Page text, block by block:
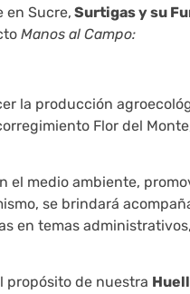
en Sucre, Surtigas y su
Manos al Campo:
la producción
Flor del
el medio ambiente,
se brindará
en temas
propósito de nuestra